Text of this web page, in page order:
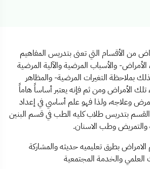
من الأقسام التي تعنى بتدريس المفاهيم
والأسباب المرضية والآلية المرضية
بملاحظة التغيرات المرضية- والمظاهر
تلك الأمراض ومن ثم فإنه يعتبر أساساً هاماً
وعلاجه، ولذا فهو علم أساسي في إعداد
بتدريس طلاب كليه الطب في قسم البنين
والتمريض وطب الاسنان.
بطرق تعليميه حديثه والمشاركة
العلمي والخدمة المجتمعية